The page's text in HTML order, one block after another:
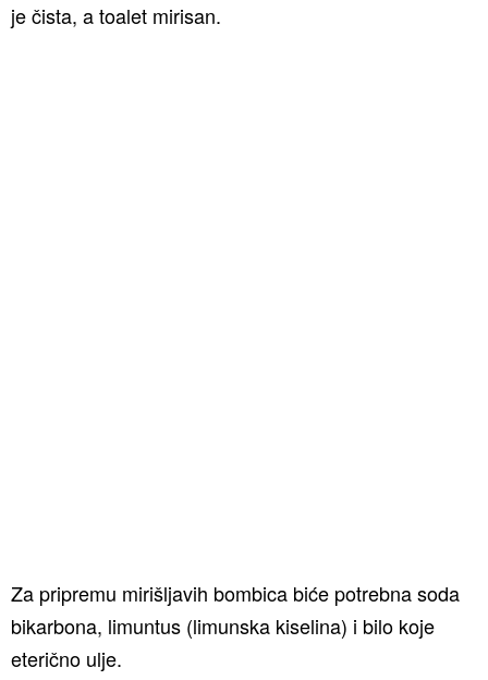
je čista, a toalet mirisan.
Za pripremu mirišljavih bombica biće potrebna soda
bikarbona, limuntus (limunska kiselina) i bilo koje
eterično ulje.